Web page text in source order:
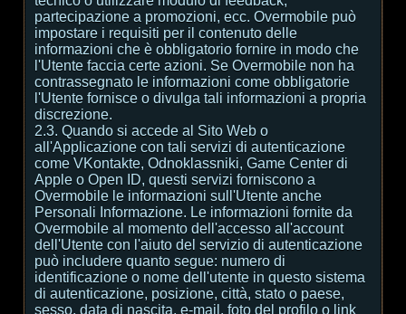
partecipazione a promozioni, ecc. Overmobile può
impostare i requisiti per il contenuto delle
informazioni che è obbligatorio fornire in modo che
l'Utente faccia certe azioni. Se Overmobile non ha
contrassegnato le informazioni come obbligatorie
l'Utente fornisce o divulga tali informazioni a propria
discrezione.
2.3. Quando si accede al Sito Web o
all'Applicazione con tali servizi di autenticazione
come VKontakte, Odnoklassniki, Game Center di
Apple o Open ID, questi servizi forniscono a
Overmobile le informazioni sull'Utente anche
Personali Informazione. Le informazioni fornite da
Overmobile al momento dell'accesso all'account
dell'Utente con l'aiuto del servizio di autenticazione
può includere quanto segue: numero di
identificazione o nome dell'utente in questo sistema
di autenticazione, posizione, città, stato o paese,
sesso, data di nascita, e-mail, foto del profilo o link